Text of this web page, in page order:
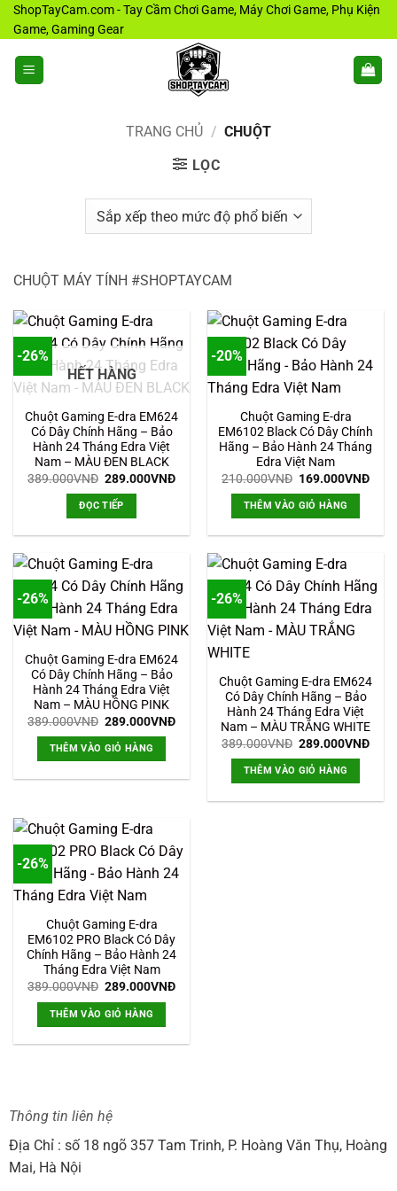
Bỏ
qua
nội
dung
ShopTayCam.com - Tay Cầm Chơi Game, Máy Chơi Game, Phụ Kiện
Game, Gaming Gear
TRANG CHỦ / CHUỘT
LỌC
CHUỘT MÁY TÍNH #SHOPTAYCAM
-26%
HẾT HÀNG
Chuột Gaming E-dra EM624
Có Dây Chính Hãng – Bảo
Hành 24 Tháng Edra Việt
Nam – MÀU ĐEN BLACK
389.000VNĐ Giá
là:
389.000VNĐ.
289.000VNĐGiá
289.000VNĐ.
ĐỌC TIẾP
-20%
Chuột Gaming E-dra
EM6102 Black Có Dây Chính
Hãng – Bảo Hành 24 Tháng
Edra Việt Nam
210.000VNĐ Giá
là:
210.000VNĐ.
169.000VNĐGiá
THÊM VÀO GIỎ HÀNG
-26%
Chuột Gaming E-dra EM624
Có Dây Chính Hãng – Bảo
Hành 24 Tháng Edra Việt
Nam – MÀU HỒNG PINK
389.000VNĐ Giá
là:
389.000VNĐ.
289.000VNĐGiá
289.000VNĐ.
THÊM VÀO GIỎ HÀNG
-26%
Chuột Gaming E-dra EM624
Có Dây Chính Hãng – Bảo
Hành 24 Tháng Edra Việt
Nam – MÀU TRẮNG WHITE
389.000VNĐ Giá
là:
389.000VNĐ.
289.000VNĐGiá
THÊM VÀO GIỎ HÀNG
-26%
Chuột Gaming E-dra
EM6102 PRO Black Có Dây
Chính Hãng – Bảo Hành 24
Tháng Edra Việt Nam
389.000VNĐ Giá
là:
389.000VNĐ.
289.000VNĐGiá
THÊM VÀO GIỎ HÀNG
Thông tin liên hệ
Địa Chỉ : số 18 ngõ 357 Tam Trinh, P. Hoàng Văn Thụ, Hoàng
Mai, Hà Nội